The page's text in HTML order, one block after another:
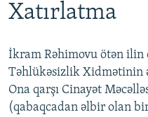
Xatırlatma
İkram Rəhimovu ötən ilin
Təhlükəsizlik Xidmətinin
Ona qarşı Cinayət
(qabaqcadan əlbir olan